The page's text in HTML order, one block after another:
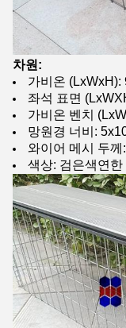
차원:
가비온 (LxWxH):
좌석 표면
가비온 벤치
망원경 너비:
와이어 메시 두께
색상: 검은색연한